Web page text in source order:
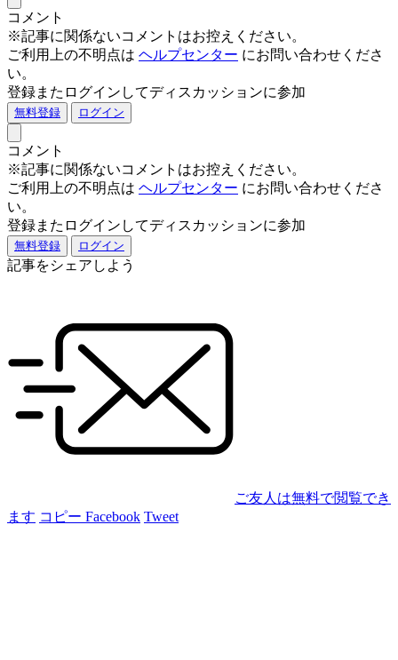
コメント
※記事に関係ないコメントはお控えください。
ご利用上の不明点は ヘルプセンター にお問い合わせくださ
い。
登録またログインしてディスカッションに参加
無料登録 ログイン
コメント
※記事に関係ないコメントはお控えください。
ご利用上の不明点は ヘルプセンター にお問い合わせくださ
い。
登録またログインしてディスカッションに参加
無料登録 ログイン
記事をシェアしよう
ご友人は無料で閲覧でき
ます コピー Facebook Tweet